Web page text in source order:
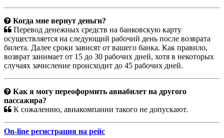
Когда мне вернут деньги?
Перевод денежных средств на банковскую карту
осуществляется на следующий рабочий день после возврата
билета. Далее сроки зависят от вашего банка. Как правило,
возврат занимает от 15 до 30 рабочих дней, хотя в некоторых
случаях зачисление происходит до 45 рабочих дней.
Как я могу переоформить авиабилет на другого
пассажира?
К сожалению, авиакомпании такого не допускают.
On-line регистрация на рейс